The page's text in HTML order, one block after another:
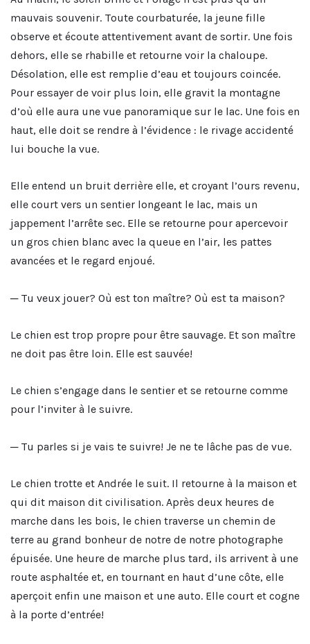
mauvais souvenir. Toute courbaturée, la jeune fille
observe et écoute attentivement avant de sortir. Une fois
dehors, elle se rhabille et retourne voir la chaloupe.
Désolation, elle est remplie d’eau et toujours coincée.
Pour essayer de voir plus loin, elle gravit la montagne
d’où elle aura une vue panoramique sur le lac. Une fois en
haut, elle doit se rendre à l’évidence : le rivage accidenté
lui bouche la vue.
Elle entend un bruit derrière elle, et croyant l’ours revenu,
elle court vers un sentier longeant le lac, mais un
jappement l’arrête sec. Elle se retourne pour apercevoir
un gros chien blanc avec la queue en l’air, les pattes
avancées et le regard enjoué.
─ Tu veux jouer? Où est ton maître? Où est ta maison?
Le chien est trop propre pour être sauvage. Et son maître
ne doit pas être loin. Elle est sauvée!
Le chien s’engage dans le sentier et se retourne comme
pour l’inviter à le suivre.
─ Tu parles si je vais te suivre! Je ne te lâche pas de vue.
Le chien trotte et Andrée le suit. Il retourne à la maison et
qui dit maison dit civilisation. Après deux heures de
marche dans les bois, le chien traverse un chemin de
terre au grand bonheur de notre de notre photographe
épuisée. Une heure de marche plus tard, ils arrivent à une
route asphaltée et, en tournant en haut d’une côte, elle
aperçoit enfin une maison et une auto. Elle court et cogne
à la porte d’entrée!